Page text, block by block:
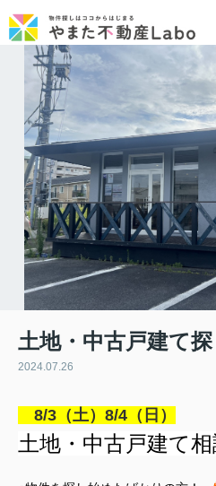
土地・中古戸建て
2024.07.26
8/3（土）8/4（日）
土地・中古戸建て相